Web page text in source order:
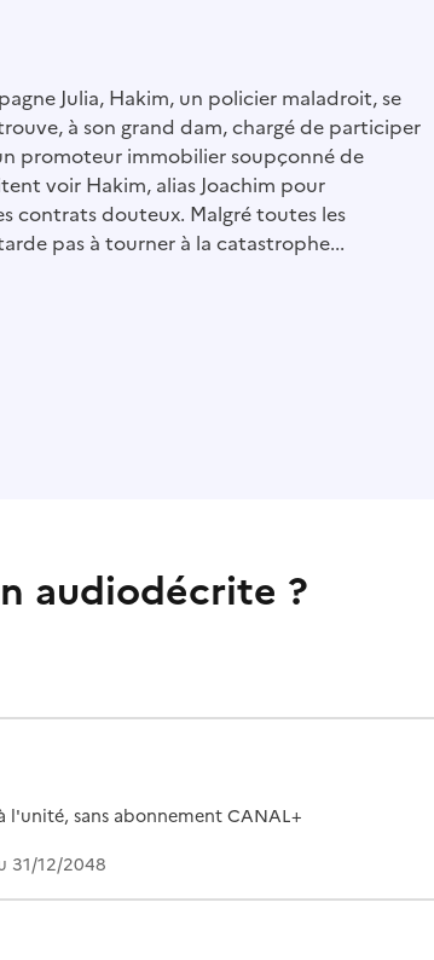
Julia, Hakim, un policier maladroit, se
à son grand dam, chargé de participer
promoteur immobilier soupçonné de
voir Hakim, alias Joachim pour
contrats douteux. Malgré toutes les
pas à tourner à la catastrophe...
audiodécrite ?
l'unité, sans abonnement CANAL+
31/12/2048